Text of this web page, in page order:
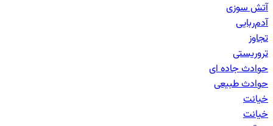
آتش سوزی
آدم‌ربایی
تجاوز
تروریستی
حوادث جاده ای
حوادث طبیعی
خيانت
خیانت